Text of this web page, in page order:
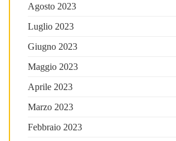
Agosto 2023
Luglio 2023
Giugno 2023
Maggio 2023
Aprile 2023
Marzo 2023
Febbraio 2023